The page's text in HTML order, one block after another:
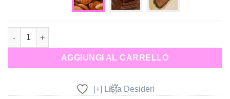
Bomboniera Sacchetto Stella Marina quantità
AGGIUNGI AL CARRELLO
[+] Lista Desideri